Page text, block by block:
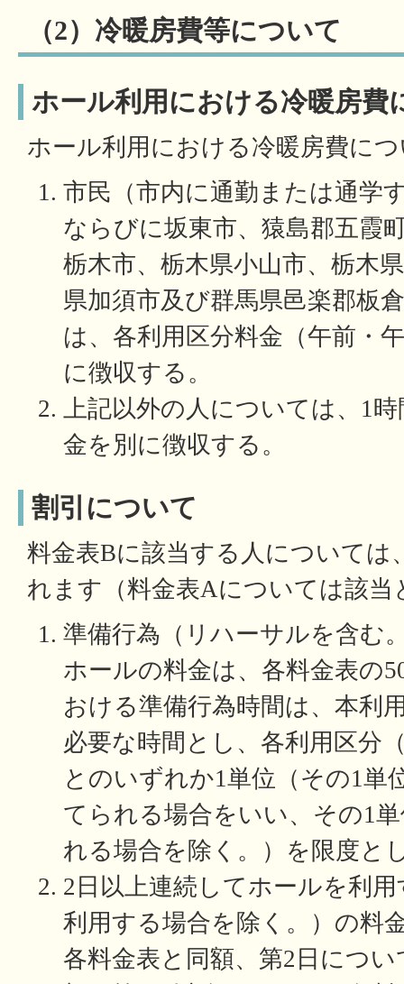
（2）冷暖房費等について
ホール利用における冷暖房費
ホール利用における冷暖房費に
市民（市内に通勤または通学
ならびに坂東市、猿島郡五霞
栃木市、栃木県小山市、栃木
県加須市及び群馬県邑楽郡板
は、各利用区分料金（午前・
に徴収する。
上記以外の人については、1
金を別に徴収する。
割引について
料金表Bに該当する人については
れます（料金表Aについては該当
準備行為（リハーサルを含む
ホールの料金は、各料金表の
おける準備行為時間は、本利
必要な時間とし、各利用区分
とのいずれか1単位（その1単
てられる場合をいい、その1
れる場合を除く。）を限度と
2日以上連続してホールを利
利用する場合を除く。）の料
各料金表と同額、第2日につ